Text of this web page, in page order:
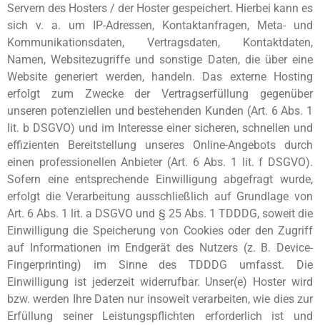
Servern des Hosters / der Hoster gespeichert. Hierbei kann es
sich v. a. um IP-Adressen, Kontaktanfragen, Meta- und
Kommunikationsdaten, Vertragsdaten, Kontaktdaten,
Namen, Websitezugriffe und sonstige Daten, die über eine
Website generiert werden, handeln. Das externe Hosting
erfolgt zum Zwecke der Vertragserfüllung gegenüber
unseren potenziellen und bestehenden Kunden (Art. 6 Abs. 1
lit. b DSGVO) und im Interesse einer sicheren, schnellen und
effizienten Bereitstellung unseres Online-Angebots durch
einen professionellen Anbieter (Art. 6 Abs. 1 lit. f DSGVO).
Sofern eine entsprechende Einwilligung abgefragt wurde,
erfolgt die Verarbeitung ausschließlich auf Grundlage von
Art. 6 Abs. 1 lit. a DSGVO und § 25 Abs. 1 TDDDG, soweit die
Einwilligung die Speicherung von Cookies oder den Zugriff
auf Informationen im Endgerät des Nutzers (z. B. Device-
Fingerprinting) im Sinne des TDDDG umfasst. Die
Einwilligung ist jederzeit widerrufbar. Unser(e) Hoster wird
bzw. werden Ihre Daten nur insoweit verarbeiten, wie dies zur
Erfüllung seiner Leistungspflichten erforderlich ist und